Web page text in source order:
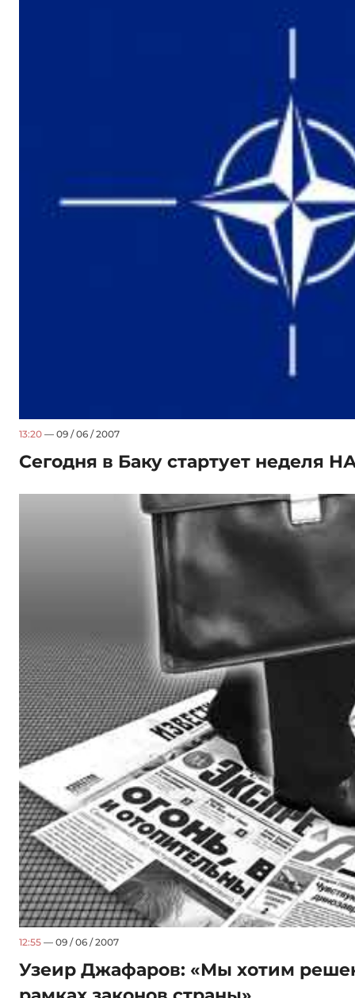
13:20 — 09 / 06 / 2007
Сегодня в Баку стартует неделя
12:55 — 09 / 06 / 2007
Узеир Джафаров: «Мы хотим